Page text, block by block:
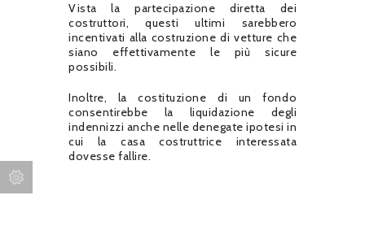
Vista la partecipazione diretta dei
costruttori, questi ultimi sarebbero
incentivati alla costruzione di vetture che
siano effettivamente le più sicure
possibili.
Inoltre, la costituzione di un fondo
consentirebbe la liquidazione degli
indennizzi anche nelle denegate ipotesi in
cui la casa costruttrice interessata
dovesse fallire.